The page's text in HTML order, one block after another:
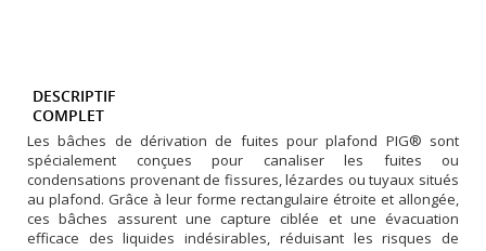
DESCRIPTIF
COMPLET
Les bâches de dérivation de fuites pour plafond PIG® sont
spécialement conçues pour canaliser les fuites ou
condensations provenant de fissures, lézardes ou tuyaux situés
au plafond. Grâce à leur forme rectangulaire étroite et allongée,
ces bâches assurent une capture ciblée et une évacuation
efficace des liquides indésirables, réduisant les risques de